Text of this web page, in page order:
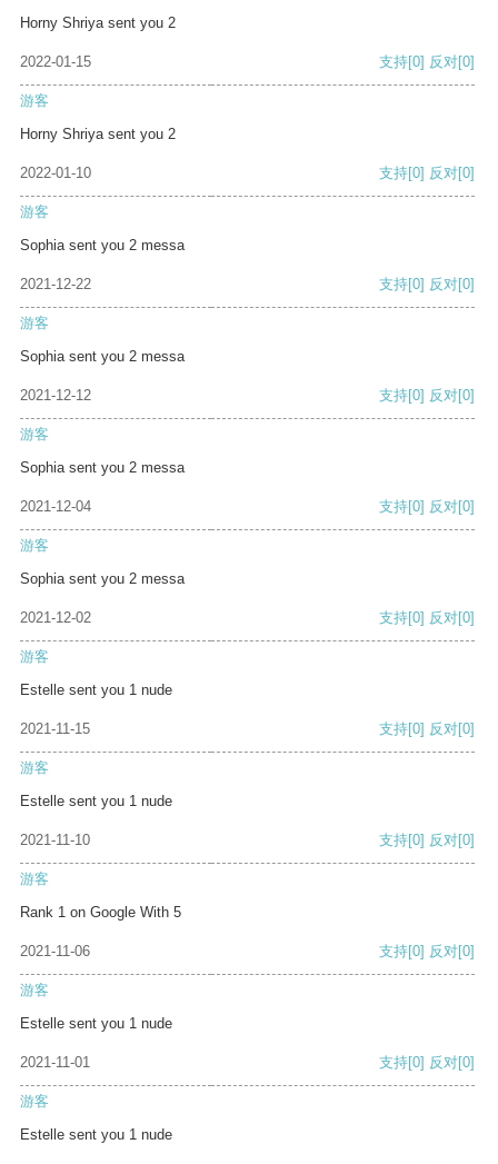
Horny Shriya sent you 2
2022-01-15 支持[0] 反对[0]
游客
Horny Shriya sent you 2
2022-01-10 支持[0] 反对[0]
游客
Sophia sent you 2 messa
2021-12-22 支持[0] 反对[0]
游客
Sophia sent you 2 messa
2021-12-12 支持[0] 反对[0]
游客
Sophia sent you 2 messa
2021-12-04 支持[0] 反对[0]
游客
Sophia sent you 2 messa
2021-12-02 支持[0] 反对[0]
游客
Estelle sent you 1 nude
2021-11-15 支持[0] 反对[0]
游客
Estelle sent you 1 nude
2021-11-10 支持[0] 反对[0]
游客
Rank 1 on Google With 5
2021-11-06 支持[0] 反对[0]
游客
Estelle sent you 1 nude
2021-11-01 支持[0] 反对[0]
游客
Estelle sent you 1 nude